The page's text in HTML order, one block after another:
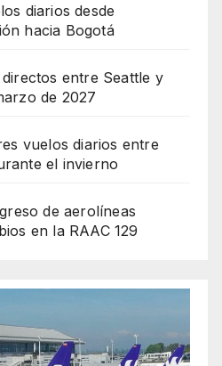
diarios desde
hacia Bogotá
entre Seattle y
de 2027
vuelos diarios entre
el invierno
de aerolíneas
en la RAAC 129